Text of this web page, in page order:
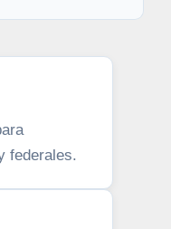
federales.